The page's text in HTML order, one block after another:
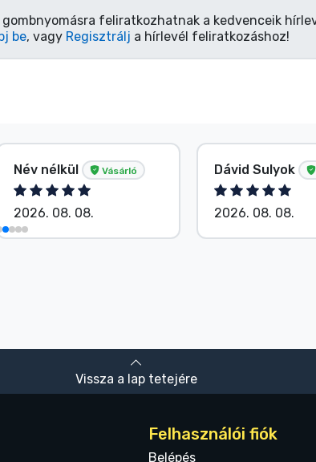
feliratkozhatnak a kedvenceik
be, vagy Regisztrálj a hírlevél feliratkozáshoz!
Név nélkül Vásárló
2026. 08. 08.
Dávid Sulyok
2026. 08. 08.
Vissza a lap tetejére
Felhasználói fiók
Belépés